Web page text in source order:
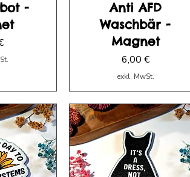
-
Anti AFD
Waschbär -
Magnet
Preis
6,00 €
exkl. MwSt.